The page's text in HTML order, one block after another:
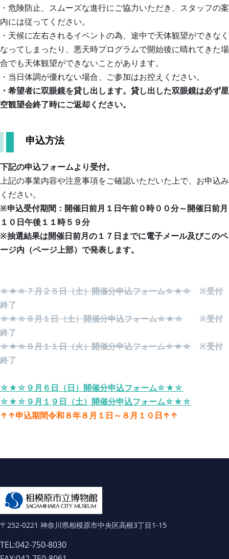
・危険防止、スムーズな進行にご協力いただき、スタッフの案
内には従ってください。
・天候に左右されるイベントの為、途中で天体観望ができなく
なってしまったり、悪天時プログラムで開始後に晴れてきた場
合でも天体観望ができないことがあります。
・当日体調が優れない場合、ご参加はお控えください。
・希望者に双眼鏡を貸し出します。貸し出した双眼鏡は必ず星
空観望会終了時にご返却ください。
申込方法
下記の申込フォームより受付。
上記の事業内容や注意事項をご確認いただいた上で、お申込み
ください。
※申込受付期間：開催日前月１日午前０時００分～開催日前月
１０日午後１１時５９分
※抽選結果は開催日前月の１７日までに電子メール及びこのペ
ージ内（ページ上部）で発表します。
☆★☆７月２５日（土）開催分申込フォーム☆★☆ ※受付
終了
☆★☆８月１日（土）開催分申込フォーム☆★☆
※受付
終了
☆★☆８月１１日（火）開催分申込フォーム☆★☆
※受付
終了
☆★☆９月６日（日）開催分申込フォーム☆★☆
☆★☆９月１９日（土）開催分申込フォーム☆★☆
↑↑申込期間令和８年８月１日～８月１０日↑↑
〒252-0221 神奈川県相模原市中央区高根3丁目1-15
TEL:042-750-8030